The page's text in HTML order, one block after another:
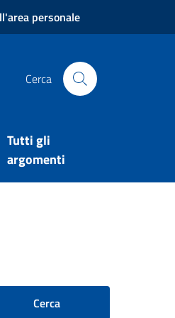
personale
Cerca
Tutti gli
argomenti
Cerca